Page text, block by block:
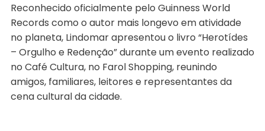
Reconhecido oficialmente pelo Guinness World
Records como o autor mais longevo em atividade
no planeta, Lindomar apresentou o livro “Herotídes
– Orgulho e Redenção” durante um evento realizado
no Café Cultura, no Farol Shopping, reunindo
amigos, familiares, leitores e representantes da
cena cultural da cidade.